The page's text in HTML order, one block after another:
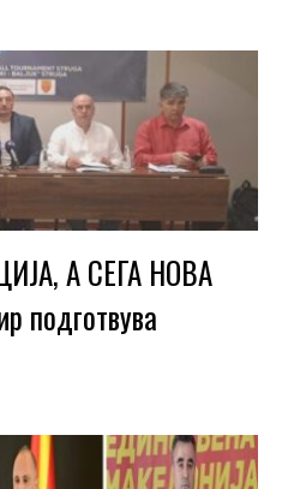
А СЕГА НОВА
подготвува